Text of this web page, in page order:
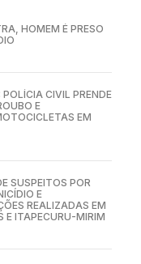
HOMEM É PRESO
CIVIL PRENDE
E
EM
SUSPEITOS POR
E
REALIZADAS EM
E ITAPECURU-MIRIM